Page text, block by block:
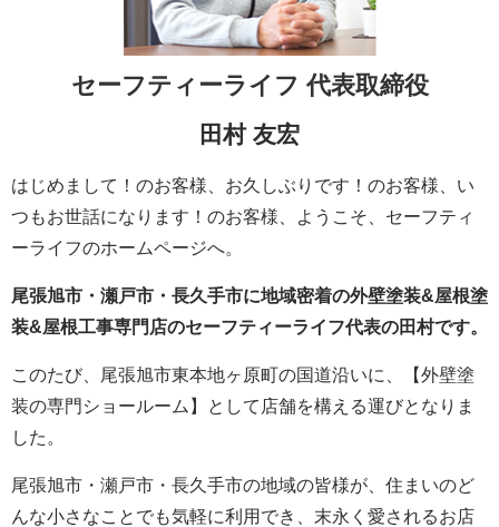
セーフティーライフ代表取締役
田村 友宏
はじめまして！のお客様、お久しぶりです！のお客様、い
つもお世話になります！のお客様、ようこそ、セーフティ
ーライフのホームページへ。
尾張旭市・瀬戸市・長久手市に地域密着の外壁塗装&屋根塗
装&屋根工事専門店のセーフティーライフ代表の田村です。
このたび、尾張旭市東本地ヶ原町の国道沿いに、【外壁塗
装の専門ショールーム】として店舗を構える運びとなりま
した。
尾張旭市・瀬戸市・長久手市の地域の皆様が、住まいのど
んな小さなことでも気軽に利用でき、末永く愛されるお店